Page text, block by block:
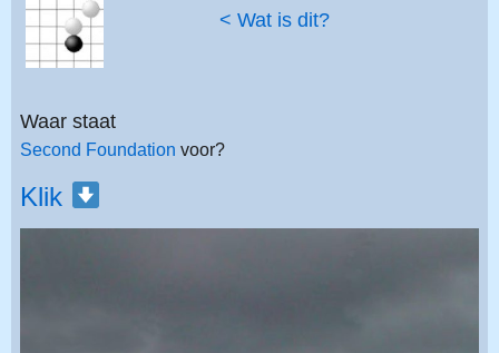
< Wat is dit?
Waar staat
Second Foundation voor?
Klik